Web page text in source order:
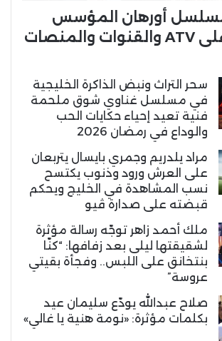
أورهان المؤسس
الحلقة 13 على ATV والقنوات والمنصات
سحر التراث ونبض الذاكرة الخليجية
في مسلسل غناوي شوق ملحمة
فنية تعيد إحياء حكايات الحب
والوداع في رمضان 2026
مراد يلدريم وجمري بايسال يتربعان
على العرش ورود وذنوب يكتسح
نسب المشاهدة في الخليج ويحكم
قبضته على صدارة ڤيو
ملك أحمد زاهر توجّه رسالة مؤثرة
لشقيقتها ليلى بعد زفافها: “كنّا
بنتخانق على اللبس.. وفجأة بقيتي
عروسة”
صلاح عبدالله يودّع سليمان عيد
بكلمات مؤثرة: «نومة هنية يا غالي»